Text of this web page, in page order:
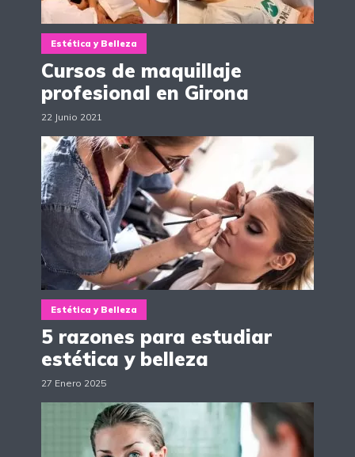
Estética y Belleza
Cursos de maquillaje
profesional en Girona
22 Junio 2021
Estética y Belleza
5 razones para estudiar
estética y belleza
27 Enero 2025